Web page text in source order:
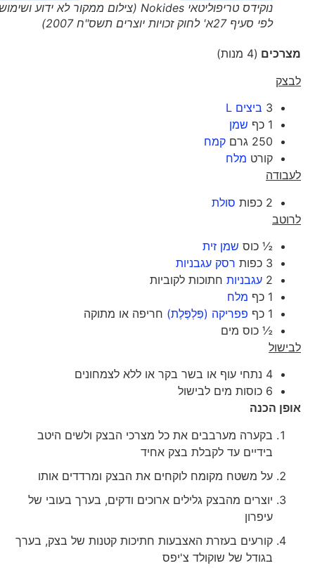
נוקידס טריפוליטאי Nokides (צילום ממקור לא ידוע ושימוש
לפי סעיף 27א' לחוק זכויות יוצרים תשס"ח 2007)
מצרכים(4 מנות)
לבצק
3
ביצים L
1 כף
שמן
250 גרם
קמח
קורטמלח
לעבודה
2 כפות
סולת
לרוטב
½ כוסשמן זית
3 כפות
רסק עגבניות
2
עגבניותחתוכות לקוביות
1 כף
מלח
1 כף
פפריקה (פִּלְפֶּלֶת)חריפה או מתוקה
½ כוס מים
לבישול
4 נתחי עוף או בשר בקר או ללא לצמחונים
6 כוסות מים לבישול
אופן הכנה
בקערה מערבבים את כל מצרכי הבצק ולשים היטב
בידיים עד לקבלת בצק אחיד
על משטח מקומח לוקחים את הבצק ומרדדים אותו
יוצרים מהבצק גלילים ארוכים ודקים, בערך בעובי של
עיפרון
קורעים בעזרת האצבעות חתיכות קטנות של בצק, בערך
בגודל של שוקולד צ'יפס